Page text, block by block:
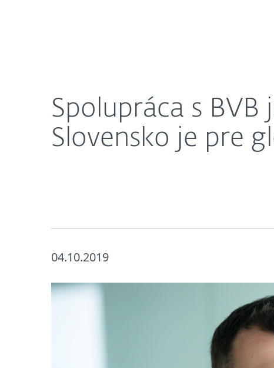
Spolupráca s BVB
Slovensko je pre
04.10.2019